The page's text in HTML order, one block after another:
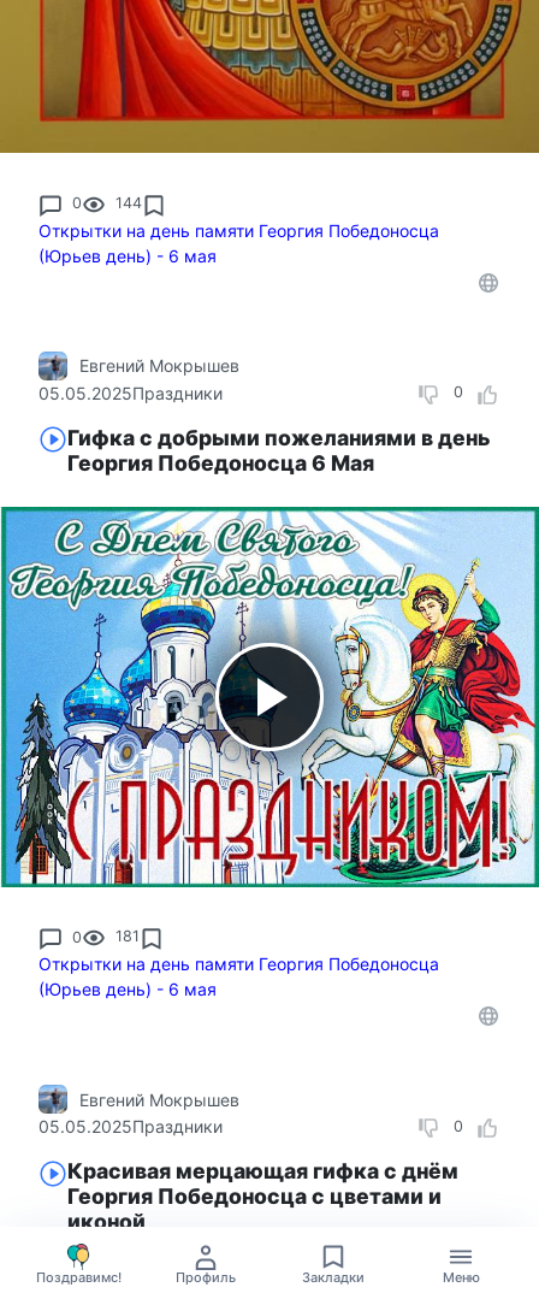
0 144
Открытки на день памяти Георгия Победоносца
(Юрьев день) - 6 мая
0
Евгений Мокрышев
05.05.2025Праздники
Гифка с добрыми пожеланиями в день
Георгия Победоносца 6 Мая
0 181
Открытки на день памяти Георгия Победоносца
(Юрьев день) - 6 мая
0
Евгений Мокрышев
05.05.2025Праздники
Красивая мерцающая гифка с днём
Георгия Победоносца с цветами и
иконой
Поздравимс! Профиль Закладки Меню